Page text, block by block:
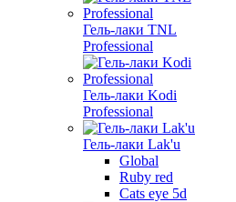
Гель-лаки TNL
Professional
Гель-лаки Kodi
Professional
Гель-лаки Lak'u
Global
Ruby red
Cats eye 5d